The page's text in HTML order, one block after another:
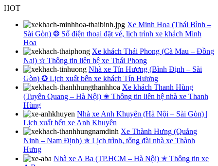
Skip
content
HOT
Xe Minh Hoa (Thái Bình –
Sài Gòn) ❂ Số điện thoại đặt vé, lịch trình xe khách Minh
Hoa
Xe khách Thái Phong (Cà Mau – Đồng
Nai) ✫ Thông tin liên hệ xe Thái Phong
Nhà xe Tín Hương (Bình Định – Sài
Gòn) ✪ Lịch xuất bến xe khách Tín Hương
Xe khách Thanh Hùng
(Tuyên Quang – Hà Nội) ✬ Thông tin liên hệ nhà xe Thanh
Hùng
Nhà xe Anh Khuyên (Hà Nội – Sài Gòn) |
Lịch xuất bến xe Anh Khuyên
Xe Thành Hưng (Quảng
Ninh – Nam Định) ✯ Lịch trình, tổng đài nhà xe Thành
Hưng
Nhà xe A Ba (TP.HCM – Hà Nội) ✭ Thông tin xe